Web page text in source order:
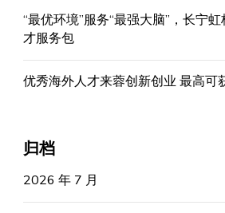
“最优环境”服务“最强大脑”，长宁
才服务包
优秀海外人才来蓉创新创业 最高可
归档
2026 年 7 月